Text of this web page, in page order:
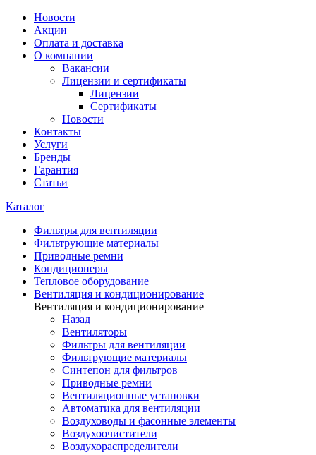
Новости
Акции
Оплата и доставка
О компании
Вакансии
Лицензии и сертификаты
Лицензии
Сертификаты
Новости
Контакты
Услуги
Бренды
Гарантия
Статьи
Каталог
Фильтры для вентиляции
Фильтрующие материалы
Приводные ремни
Кондиционеры
Тепловое оборудование
Вентиляция и кондиционирование
Вентиляция и кондиционирование
Назад
Вентиляторы
Фильтры для вентиляции
Фильтрующие материалы
Синтепон для фильтров
Приводные ремни
Вентиляционные установки
Автоматика для вентиляции
Воздуховоды и фасонные элементы
Воздухоочистители
Воздухораспределители